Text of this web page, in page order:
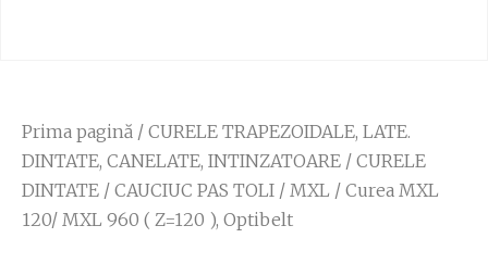
Prima pagină / CURELE TRAPEZOIDALE, LATE.
DINTATE, CANELATE, INTINZATOARE / CURELE
DINTATE / CAUCIUC PAS TOLI / MXL / Curea MXL
120/ MXL 960 ( Z=120 ), Optibelt